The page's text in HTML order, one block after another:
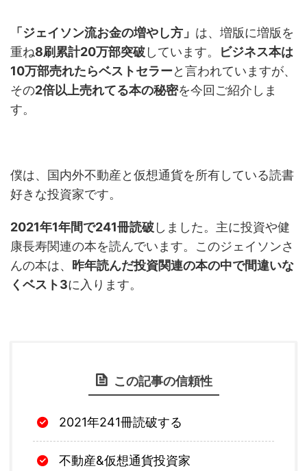
「ジェイソン流お金の増やし方」 は、増版に増版を
重ね8刷累計20万部突破しています。
ビジネス本は
10万部売れたらベストセラーと言われていますが、
その2倍以上売れてる本の秘密を今回ご紹介しま
す。
僕は、国内外不動産と仮想通貨を所有している読書
好きな投資家です。
2021年1年間で241冊読破しました。主に投資や健
康長寿関連の本を読んでいます。このジェイソンさ
んの本は、
昨年読んだ投資関連の本の中で間違いな
くベスト3に入ります。
この記事の信頼性
2021年241冊読破する
不動産&仮想通貨投資家